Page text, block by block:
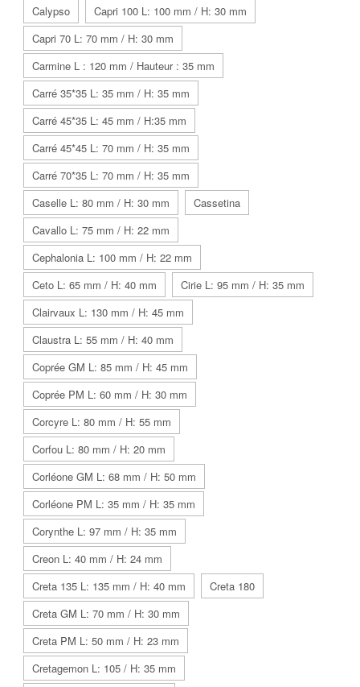
Calypso
Capri 100 L: 100 mm / H: 30 mm
Capri 70 L: 70 mm / H: 30 mm
Carmine L : 120 mm / Hauteur : 35 mm
Carré 35*35 L: 35 mm / H: 35 mm
Carré 45*35 L: 45 mm / H:35 mm
Carré 45*45 L: 70 mm / H: 35 mm
Carré 70*35 L: 70 mm / H: 35 mm
Caselle L: 80 mm / H: 30 mm
Cassetina
Cavallo L: 75 mm / H: 22 mm
Cephalonia L: 100 mm / H: 22 mm
Ceto L: 65 mm / H: 40 mm
Cirie L: 95 mm / H: 35 mm
Clairvaux L: 130 mm / H: 45 mm
Claustra L: 55 mm / H: 40 mm
Coprée GM L: 85 mm / H: 45 mm
Coprée PM L: 60 mm / H: 30 mm
Corcyre L: 80 mm / H: 55 mm
Corfou L: 80 mm / H: 20 mm
Corléone GM L: 68 mm / H: 50 mm
Corléone PM L: 35 mm / H: 35 mm
Corynthe L: 97 mm / H: 35 mm
Creon L: 40 mm / H: 24 mm
Creta 135 L: 135 mm / H: 40 mm
Creta 180
Creta GM L: 70 mm / H: 30 mm
Creta PM L: 50 mm / H: 23 mm
Cretagemon L: 105 / H: 35 mm